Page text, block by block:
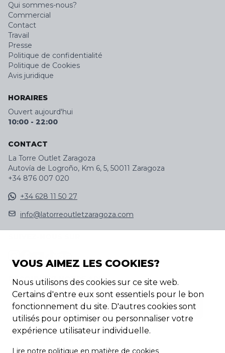
Qui sommes-nous?
Commercial
Contact
Travail
Presse
Politique de confidentialité
Politique de Cookies
Avis juridique
HORAIRES
Ouvert aujourd'hui
10:00 - 22:00
CONTACT
La Torre Outlet Zaragoza
Autovía de Logroño, Km 6, 5, 50011 Zaragoza
+34 876 007 020
+34 628 11 50 27
info@latorreoutletzaragoza.com
DÉCOUVREZ NOTRE APP
VOUS AIMEZ LES COOKIES?
Nous utilisons des cookies sur ce site web.
Certains d'entre eux sont essentiels pour le bon
fonctionnement du site. D'autres cookies sont
utilisés pour optimiser ou personnaliser votre
expérience utilisateur individuelle.
Lire notre politique en matière de cookies